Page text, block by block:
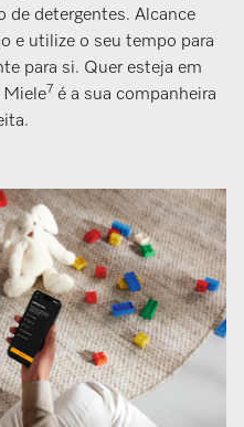
de detergentes. Alcance
e utilize o seu tempo para
para si. Quer esteja em
Miele7 é a sua companheira